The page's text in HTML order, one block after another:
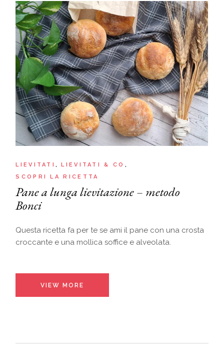
LIEVITATI
LIEVITATI & CO
SCOPRI LA RICETTA
Pane a lunga lievitazione – metodo
Bonci
Questa ricetta fa per te se ami il pane con una crosta
croccante e una mollica soffice e alveolata.
VIEW MORE